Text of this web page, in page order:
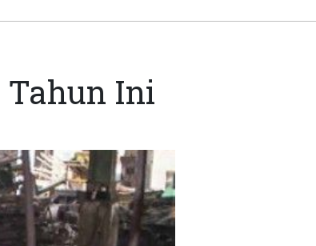
Tahun Ini